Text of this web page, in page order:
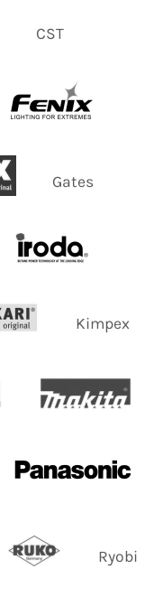
CST
Gates
Kimpex
Ryobi